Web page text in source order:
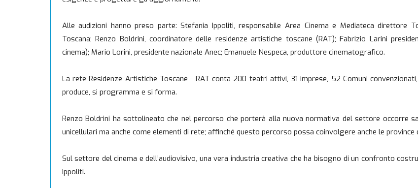
Alle audizioni hanno preso parte: Stefania Ippoliti, responsabile Area Cinema e Mediateca direttore
Toscana; Renzo Boldrini, coordinatore delle residenze artistiche toscane (RAT); Fabrizio Larini
cinema); Mario Lorini, presidente nazionale Anec; Emanuele Nespeca, produttore cinematografico.
La rete Residenze Artistiche Toscane - RAT conta 200 teatri attivi, 31 imprese, 52 Comuni
produce, si programma e si forma.
Renzo Boldrini ha sottolineato che nel percorso che porterà alla nuova normativa del settore occorre
unicellulari ma anche come elementi di rete; affinché questo percorso possa coinvolgere anche le
Sul settore del cinema e dell’audiovisivo, una vera industria creativa che ha bisogno di un confronto
Ippoliti.